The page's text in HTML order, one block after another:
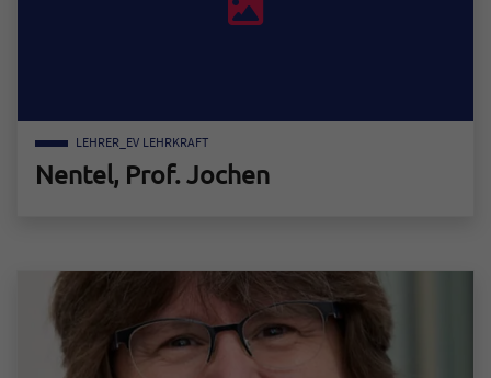
LEHRER_EV LEHRKRAFT
Nentel, Prof. Jochen